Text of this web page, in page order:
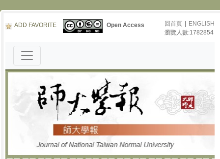
ADD FAVORITE Open Access 回首頁
ENGLISH
瀏覽人數:1782854